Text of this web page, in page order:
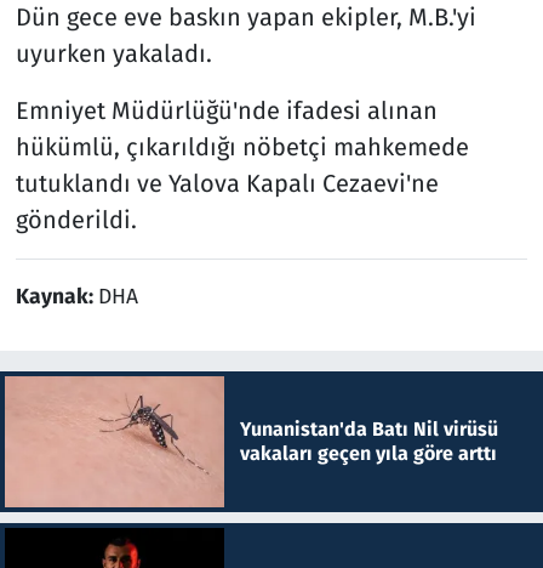
Dün gece eve baskın yapan ekipler, M.B.'yi
uyurken yakaladı.
Emniyet Müdürlüğü'nde ifadesi alınan
hükümlü, çıkarıldığı nöbetçi mahkemede
tutuklandı ve Yalova Kapalı Cezaevi'ne
gönderildi.
Kaynak: DHA
Yunanistan'da Batı Nil virüsü
vakaları geçen yıla göre arttı